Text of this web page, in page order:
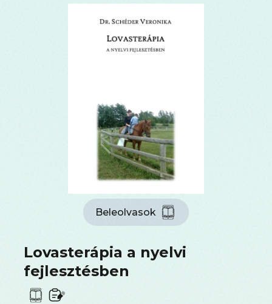
Beleolvasok
Lovasterápia a nyelvi
fejlesztésben